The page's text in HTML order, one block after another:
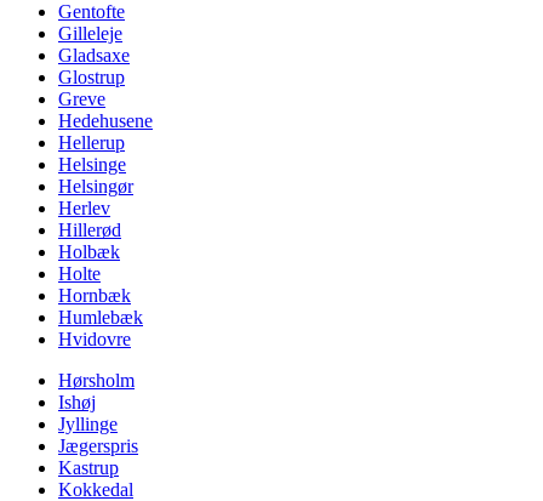
Gentofte
Gilleleje
Gladsaxe
Glostrup
Greve
Hedehusene
Hellerup
Helsinge
Helsingør
Herlev
Hillerød
Holbæk
Holte
Hornbæk
Humlebæk
Hvidovre
Hørsholm
Ishøj
Jyllinge
Jægerspris
Kastrup
Kokkedal